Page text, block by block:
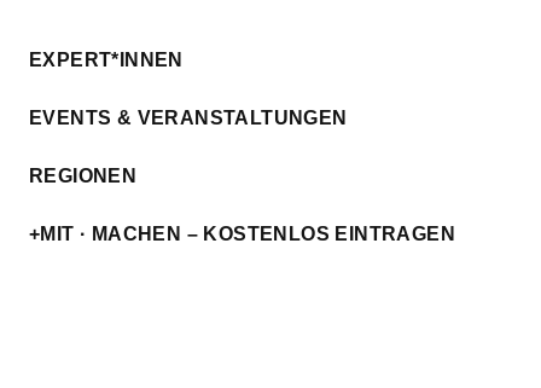
EXPERT*INNEN
EVENTS & VERANSTALTUNGEN
REGIONEN
+MIT · MACHEN – KOSTENLOS EINTRAGEN